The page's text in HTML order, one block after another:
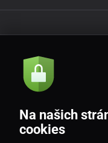
Akcie a novinky e-
Souhlasím sezásadami
Na našich
cookies